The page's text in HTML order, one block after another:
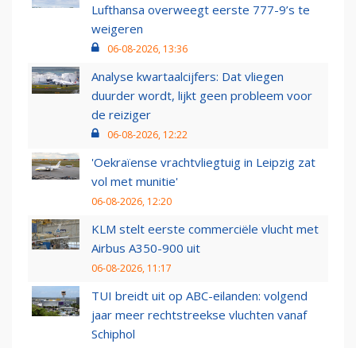
Lufthansa overweegt eerste 777-9’s te
weigeren
06-08-2026, 13:36
Analyse kwartaalcijfers: Dat vliegen
duurder wordt, lijkt geen probleem voor
de reiziger
06-08-2026, 12:22
'Oekraïense vrachtvliegtuig in Leipzig zat
vol met munitie'
06-08-2026, 12:20
KLM stelt eerste commerciële vlucht met
Airbus A350-900 uit
06-08-2026, 11:17
TUI breidt uit op ABC-eilanden: volgend
jaar meer rechtstreekse vluchten vanaf
Schiphol